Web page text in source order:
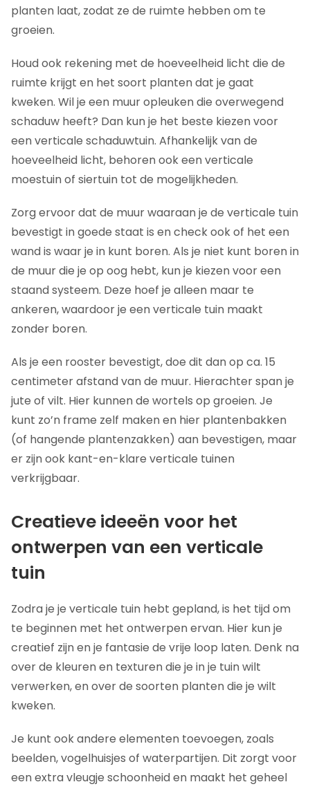
planten laat, zodat ze de ruimte hebben om te
groeien.
Houd ook rekening met de hoeveelheid licht die de
ruimte krijgt en het soort planten dat je gaat
kweken. Wil je een muur opleuken die overwegend
schaduw heeft? Dan kun je het beste kiezen voor
een verticale schaduwtuin. Afhankelijk van de
hoeveelheid licht, behoren ook een verticale
moestuin of siertuin tot de mogelijkheden.
Zorg ervoor dat de muur waaraan je de verticale tuin
bevestigt in goede staat is en check ook of het een
wand is waar je in kunt boren. Als je niet kunt boren in
de muur die je op oog hebt, kun je kiezen voor een
staand systeem. Deze hoef je alleen maar te
ankeren, waardoor je een verticale tuin maakt
zonder boren.
Als je een rooster bevestigt, doe dit dan op ca. 15
centimeter afstand van de muur. Hierachter span je
jute of vilt. Hier kunnen de wortels op groeien. Je
kunt zo’n frame zelf maken en hier plantenbakken
(of hangende plantenzakken) aan bevestigen, maar
er zijn ook kant-en-klare verticale tuinen
verkrijgbaar.
Creatieve ideeën voor het
ontwerpen van een verticale
tuin
Zodra je je verticale tuin hebt gepland, is het tijd om
te beginnen met het ontwerpen ervan. Hier kun je
creatief zijn en je fantasie de vrije loop laten. Denk na
over de kleuren en texturen die je in je tuin wilt
verwerken, en over de soorten planten die je wilt
kweken.
Je kunt ook andere elementen toevoegen, zoals
beelden, vogelhuisjes of waterpartijen. Dit zorgt voor
een extra vleugje schoonheid en maakt het geheel